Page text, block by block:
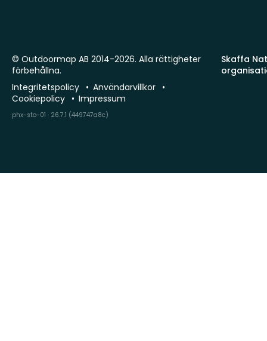
Skaffa
© Outdoormap AB 2014-2026. Alla rättigheter
förbehållna.
Integritetspolicy
Användarvillkor
Cookiepolicy
Impressum
phx-sto-01 · 26.7.1 (449747a8c)